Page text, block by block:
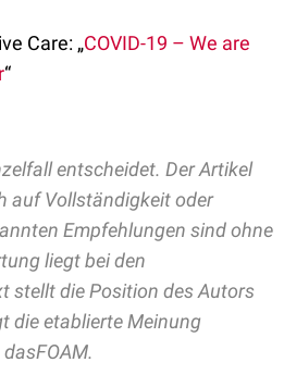
Care: „COVID-19 – We are
“
entscheidet. Der Artikel
auf Vollständigkeit oder
Empfehlungen sind ohne
liegt bei den
stellt die Position des Autors
die etablierte Meinung